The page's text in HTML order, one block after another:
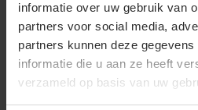
informatie over uw gebruik van
partners voor social media,
partners kunnen deze
informatie die u aan ze heeft
verzameld op basis van uw
Vragen? Neem
op met onze
klantenservice
call +31(0)418 511 972